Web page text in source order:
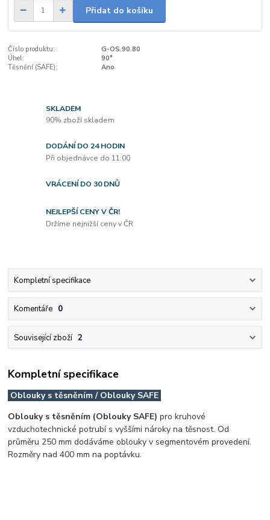
Přidat do košíku
Číslo produktu:
G-OS.90.80
Úhel:
90°
Těsnění (SAFE):
Ano
SKLADEM
90% zboží skladem
DODÁNÍ DO 24 HODIN
Při objednávce do 11:00
VRÁCENÍ DO 30 DNŮ
NEJLEPŠÍ CENY V ČR!
Držíme nejnižší ceny v ČR
Kompletní specifikace
Komentáře 0
Související zboží 2
Kompletní specifikace
Oblouky s těsněním / Oblouky SAFE
Oblouky s těsněním (Oblouky SAFE) pro kruhové
vzduchotechnické potrubí s vyššími nároky na těsnost. Od
průměru 250 mm dodáváme oblouky v segmentovém provedení.
Rozměry nad 400 mm na poptávku.